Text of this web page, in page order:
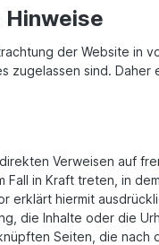
Hinweise
der Website in
zugelassen sind. Daher
Verweisen auf
Fall in Kraft treten, in
erklärt hiermit
die Inhalte oder die
Seiten, die nach